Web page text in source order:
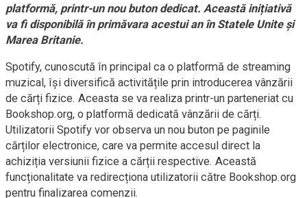
platformă, printr-un nou buton dedicat. Această inițiativă
va fi disponibilă în primăvara acestui an în Statele Unite și
Marea Britanie.
Spotify, cunoscută în principal ca o platformă de streaming
muzical, își diversifică activitățile prin introducerea vânzării
de cărți fizice. Aceasta se va realiza printr-un parteneriat cu
Bookshop.org, o platformă dedicată vânzării de cărți.
Utilizatorii Spotify vor observa un nou buton pe paginile
cărților electronice, care va permite accesul direct la
achiziția versiunii fizice a cărții respective. Această
funcționalitate va redirecționa utilizatorii către Bookshop.org
pentru finalizarea comenzii.